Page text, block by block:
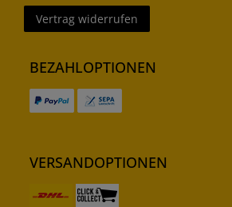
Vertrag widerrufen
BEZAHLOPTIONEN
VERSANDOPTIONEN